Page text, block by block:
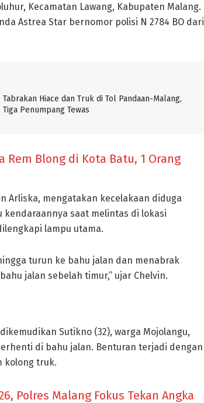
Kecamatan Lawang, Kabupaten Malang.
Astrea Star bernomor polisi N 2784 BO dari
Tabrakan Hiace dan Truk di Tol Pandaan-Malang,
Tiga Penumpang Tewas
Rem Blong di Kota Batu, 1 Orang
Arliska, mengatakan kecelakaan diduga
saat melintas di lokasi
lampu utama.
turun ke bahu jalan dan menabrak
jalan sebelah timur,” ujar Chelvin.
Sutikno (32), warga Mojolangu,
di bahu jalan. Benturan terjadi dengan
kolong truk.
Polres Malang Fokus Tekan Angka